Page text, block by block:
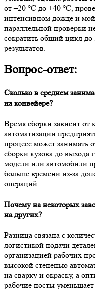
от –20 °C до +40 °C,
интенсивном дожде и
параллельной проверки
сократить общий цикл
результатов.
Вопрос-ответ:
Сколько в среднем
на конвейере?
Время сборки зависит от
автоматизации
процесс может занимать
сборки кузова до выхода
модели или автомобили
больше времени из-за
операций.
Почему на некоторых
на других?
Разница связана с
логистикой подачи
организацией рабочих
высокой степенью
на сварку и окраску, а
рабочие посты